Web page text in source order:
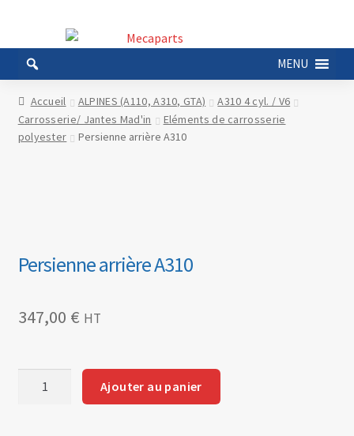
la
navigation
au
contenu
MENU
Accueil ALPINES (A110, A310, GTA)
A310 4 cyl. / V6
Carrosserie/ Jantes Mad'in
Eléments de carrosserie
polyester
Persienne arrière A310
Persienne arrière A310
347,00 € HT
Ajouter au panier